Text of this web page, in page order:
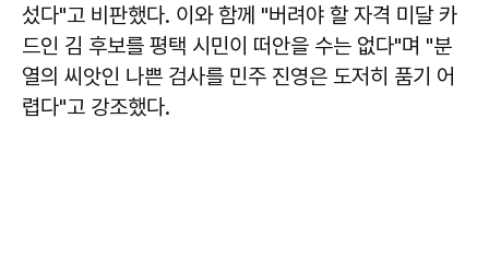
섰다"고 비판했다. 이와 함께 "버려야 할 자격 미달 카
드인 김 후보를 평택 시민이 떠안을 수는 없다"며 "분
열의 씨앗인 나쁜 검사를 민주 진영은 도저히 품기 어
렵다"고 강조했다.